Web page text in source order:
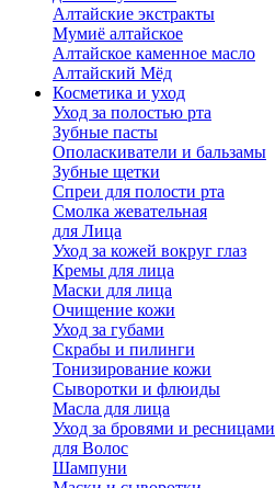
Алтайские экстракты
Мумиё алтайское
Алтайское каменное масло
Алтайский Мёд
Косметика и уход
Уход за полостью рта
Зубные пасты
Ополаскиватели и бальзамы
Зубные щетки
Спреи для полости рта
Смолка жевательная
для Лица
Уход за кожей вокруг глаз
Кремы для лица
Маски для лица
Очищение кожи
Уход за губами
Скрабы и пилинги
Тонизирование кожи
Сыворотки и флюиды
Масла для лица
Уход за бровями и ресницами
для Волос
Шампуни